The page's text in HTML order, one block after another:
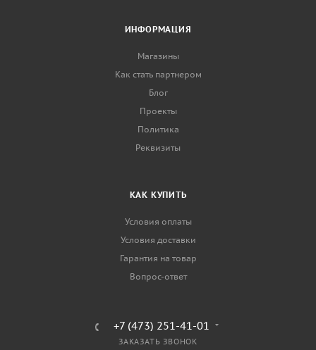
ИНФОРМАЦИЯ
Магазины
Как стать партнером
Блог
Проекты
Политика
Реквизиты
КАК КУПИТЬ
Условия оплаты
Условия доставки
Гарантия на товар
Вопрос-ответ
+7 (473) 251-41-01
ЗАКАЗАТЬ ЗВОНОК